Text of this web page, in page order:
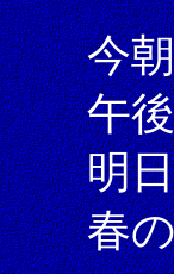
今
午
明
春